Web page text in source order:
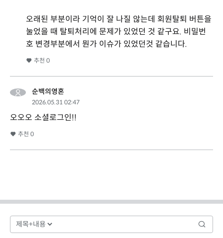
오래된 부분이라 기억이 잘 나질 않는데 회원탈퇴 버튼을
눌었을 때 탈퇴처리에 문제가 있었던 것 같구요. 비밀번
호 변경부분에서 뭔가 이슈가 있었던것 같습니다.
추천 0
순백의영혼
2026.05.31 02:47
오오오 소셜로그인!!
추천 0